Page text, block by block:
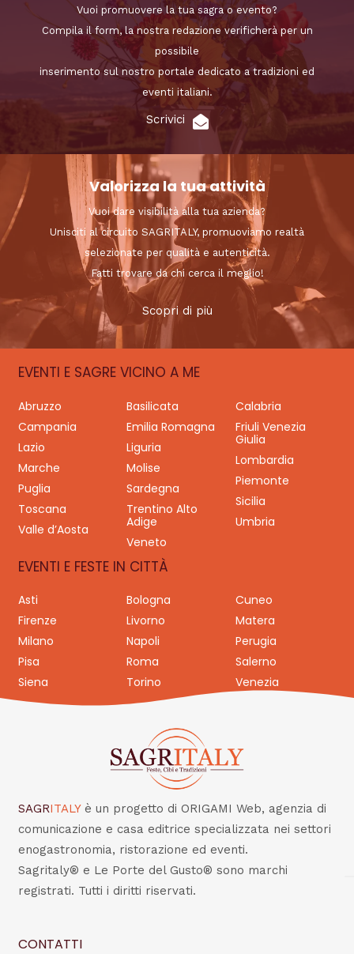
Vuoi promuovere la tua sagra o evento?
Compila il form, la nostra redazione verificherà per un
possibile
inserimento sul nostro portale dedicato a tradizioni ed
eventi italiani.
Scrivici
Valorizza la tua attività
Vuoi dare visibilità alla tua azienda?
Unisciti al circuito SAGRITALY, promuoviamo realtà
selezionate per qualità e autenticità.
Fatti trovare da chi cerca il meglio!
Scopri di più
EVENTI E SAGRE VICINO A ME
Abruzzo Basilicata
Calabria
Campania
Emilia Romagna
Friuli Venezia
Giulia
Lazio
Liguria
Lombardia
Marche
Molise
Piemonte
Puglia
Sardegna
Sicilia
Toscana
Trentino Alto
Adige
Umbria
Valle d’Aosta
Veneto
EVENTI E FESTE IN CITTÀ
Asti Bologna
Cuneo
Firenze
Livorno
Matera
Milano
Napoli
Perugia
Pisa
Roma
Salerno
Siena
Torino Venezia
SAGRITALY è un progetto di ORIGAMI Web, agenzia di
comunicazione e casa editrice specializzata nei settori
enogastronomia, ristorazione ed eventi.
Sagritaly® e Le Porte del Gusto® sono marchi
registrati. Tutti i diritti riservati.
CONTATTI